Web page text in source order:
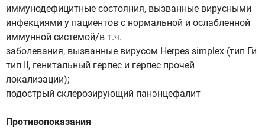
иммунодефицитные состояния, вызванные вирусными
инфекциями у пациентов с нормальной и ослабленной
иммунной системой/в т.ч.
заболевания, вызванные вирусом Herpes simplex (тип Ги
тип II, генитальный герпес и герпес прочей
локализации);
подострый склерозирующий панэнцефалит
Противопоказания